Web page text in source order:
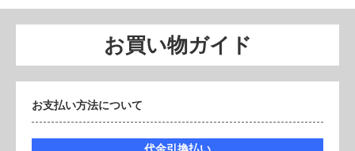
お買い物ガイド
お支払い方法について
代金引換払い